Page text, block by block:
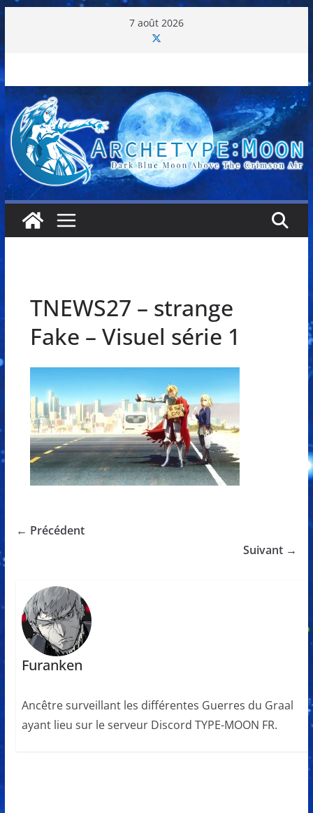
7 août 2026
TNEWS27 – strange
Fake – Visuel série 1
← Précédent
Suivant →
Furanken
Ancêtre surveillant les différentes Guerres du Graal
ayant lieu sur le serveur Discord TYPE-MOON FR.